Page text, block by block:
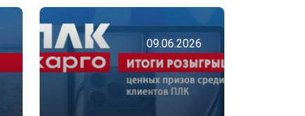
09.06.2026